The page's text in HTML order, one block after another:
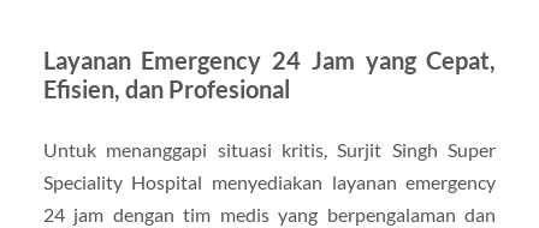
Layanan Emergency 24 Jam yang Cepat,
Efisien, dan Profesional
Untuk menanggapi situasi kritis, Surjit Singh Super
Speciality Hospital menyediakan layanan emergency
24 jam dengan tim medis yang berpengalaman dan